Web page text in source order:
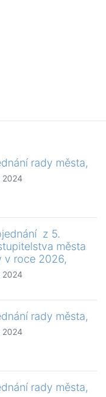
rady města,
2024
z 5.
města
v roce 2026,
2024
rady města,
2024
rady města,